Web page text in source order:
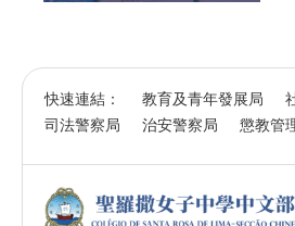
快速連結： 教育及青年發展局
司法警察局
治安警察局 懲教管